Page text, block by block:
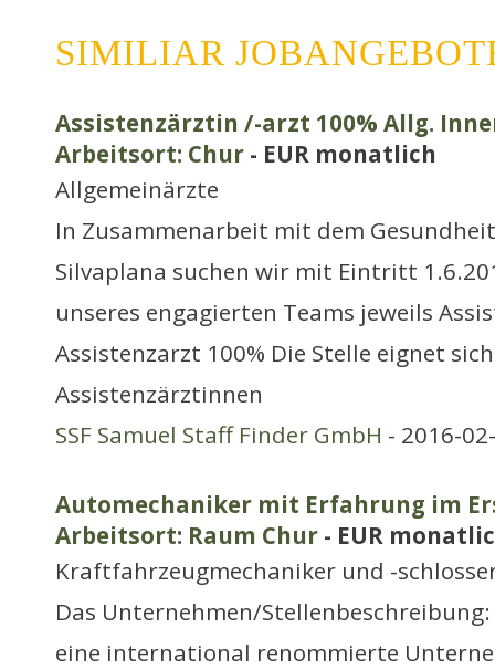
SIMILIAR
Assistenzärztin /-arzt 100% Allg.
Arbeitsort: Chur - EUR monatlich
Allgemeinärzte
In Zusammenarbeit mit dem
Silvaplana suchen wir mit Eintritt
unseres engagierten Teams jeweils
Assistenzarzt 100% Die Stelle eignet
Assistenzärztinnen
SSF Samuel Staff Finder GmbH - 2016-
Automechaniker mit Erfahrung im
Arbeitsort: Raum Chur - EUR
Kraftfahrzeugmechaniker und -
Das Unternehmen/
eine international renommierte